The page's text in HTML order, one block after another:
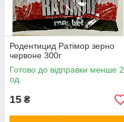
Родентицид Ратімор зерно
червоне 300г
Готово до відправки менше 2
од.
15 ₴